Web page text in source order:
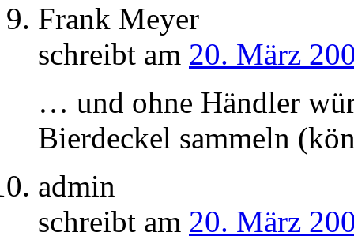
Frank Meyer
schreibt am 20. März
… und ohne Händler
Bierdeckel sammeln
admin
schreibt am 20. März